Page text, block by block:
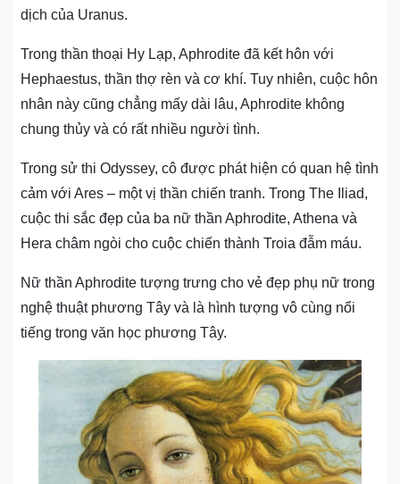
dịch của Uranus.
Trong thần thoại Hy Lạp, Aphrodite đã kết hôn với
Hephaestus, thần thợ rèn và cơ khí. Tuy nhiên, cuộc hôn
nhân này cũng chẳng mấy dài lâu, Aphrodite không
chung thủy và có rất nhiều người tình.
Trong sử thi Odyssey, cô được phát hiện có quan hệ tình
cảm với Ares – một vị thần chiến tranh. Trong The Iliad,
cuộc thi sắc đẹp của ba nữ thần Aphrodite, Athena và
Hera châm ngòi cho cuộc chiến thành Troia đẫm máu.
Nữ thần Aphrodite tượng trưng cho vẻ đẹp phụ nữ trong
nghệ thuật phương Tây và là hình tượng vô cùng nổi
tiếng trong văn học phương Tây.